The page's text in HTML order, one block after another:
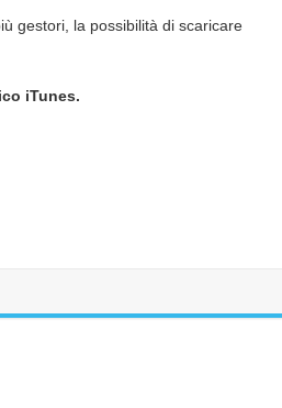
gestori, la possibilità di scaricare
iTunes.